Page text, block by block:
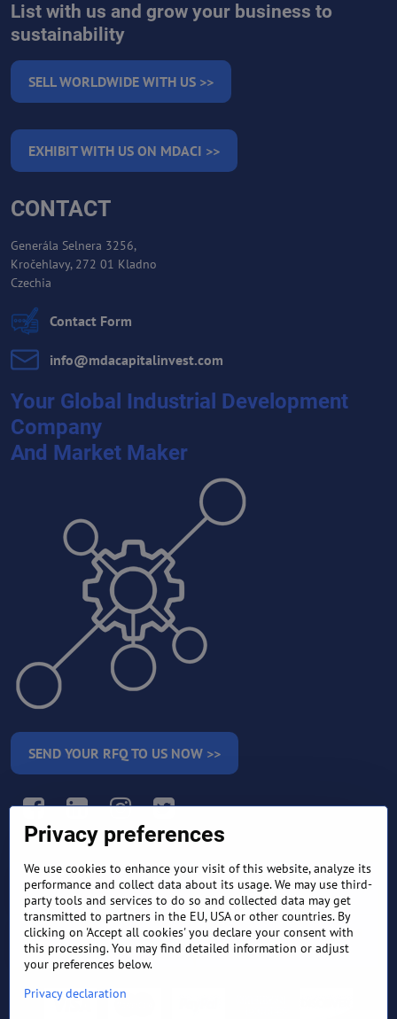
List with us and grow your business to
sustainability
SELL WORLDWIDE WITH US >>
EXHIBIT WITH US ON MDACI >>
CONTACT
Generála Selnera 3256,
Kročehlavy, 272 01 Kladno
Czechia
Contact Form
info​@mdacapitalinvest​.com
Your Global Industrial Development
Company
And Market Maker
SEND YOUR RFQ TO US NOW >>
TERMS AND CONDITIONS
RETURN AND REFUND
POLICY
FREQUENTLY ASKED
QUESTIONS
EXPORT FINANCE & LETTER
OF CREDIT
Privacy preferences
We use cookies to enhance your visit of this website, analyze its
performance and collect data about its usage. We may use third-
party tools and services to do so and collected data may get
transmitted to partners in the EU, USA or other countries. By
clicking on 'Accept all cookies' you declare your consent with
this processing. You may find detailed information or adjust
your preferences below.
Privacy declaration